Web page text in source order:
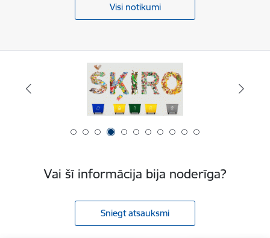
Visi notikumi
Vai šī informācija bija noderīga?
Sniegt atsauksmi